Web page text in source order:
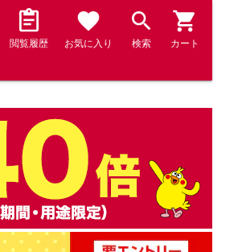
閲覧履歴 お気に入り 検索 カート